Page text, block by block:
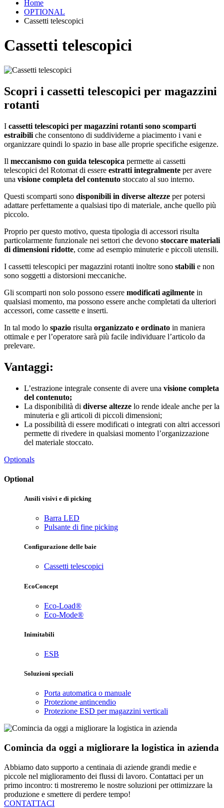
Home
OPTIONAL
Cassetti telescopici
Cassetti telescopici
Scopri i cassetti telescopici per magazzini
rotanti
I cassetti telescopici per magazzini rotanti sono scomparti
estraibili che consentono di suddividerne a piacimento i vani e
organizzare quindi lo spazio in base alle proprie specifiche esigenze.
Il meccanismo con guida telescopica permette ai cassetti
telescopici del Rotomat di essere estratti integralmente per avere
una visione completa del contenuto stoccato al suo interno.
Questi scomparti sono disponibili in diverse altezze per potersi
adattare perfettamente a qualsiasi tipo di materiale, anche quello più
piccolo.
Proprio per questo motivo, questa tipologia di accessori risulta
particolarmente funzionale nei settori che devono stoccare materiali
di dimensioni ridotte, come ad esempio minuterie e piccoli utensili.
I cassetti telescopici per magazzini rotanti inoltre sono stabili e non
sono soggetti a distorsioni meccaniche.
Gli scomparti non solo possono essere modificati agilmente in
qualsiasi momento, ma possono essere anche completati da ulteriori
accessori, come cassette e inserti.
In tal modo lo spazio risulta organizzato e ordinato in maniera
ottimale e per l’operatore sarà più facile individuare l’articolo da
prelevare.
Vantaggi:
L’estrazione integrale consente di avere una visione completa
del contenuto;
La disponibilità di diverse altezze lo rende ideale anche per la
minuteria e gli articoli di piccoli dimensioni;
La possibilità di essere modificati o integrati con altri accessori
permette di rivedere in qualsiasi momento l’organizzazione
del materiale stoccato.
Optionals
Optional
Ausili visivi e di picking
Barra LED
Pulsante di fine picking
Configurazione delle baie
Cassetti telescopici
EcoConcept
Eco-Load®
Eco-Mode®
Inimitabili
ESB
Soluzioni speciali
Porta automatica o manuale
Protezione antincendio
Protezione ESD per magazzini verticali
Comincia da oggi a migliorare la logistica in azienda
Abbiamo dato supporto a centinaia di aziende grandi medie e
piccole nel miglioramento dei flussi di lavoro. Contattaci per un
primo incontro: ti mostreremo le nostre soluzioni per ottimizzare la
produzione e smettere di perdere tempo!
CONTATTACI